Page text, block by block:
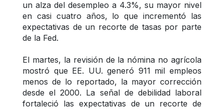
un alza del desempleo a 4.3%, su mayor nivel
en casi cuatro años, lo que incrementó las
expectativas de un recorte de tasas por parte
de la Fed.
El martes, la revisión de la nómina no agrícola
mostró que EE. UU. generó 911 mil empleos
menos de lo reportado, la mayor corrección
desde el 2000. La señal de debilidad laboral
fortaleció las expectativas de un recorte de